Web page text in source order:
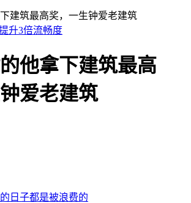
升3倍流畅度
他拿下建筑最高
爱老建筑
日子都是被浪费的